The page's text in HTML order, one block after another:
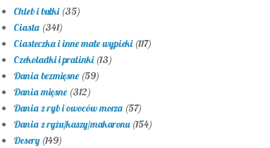
Chleb i bułki (35)
Ciasta (341)
Ciasteczka i inne małe wypieki (117)
Czekoladki i pralinki (13)
Dania bezmięsne (59)
Dania mięsne (312)
Dania z ryb i owoców morza (57)
Dania z ryżu/kaszy/makaronu (154)
Desery (149)